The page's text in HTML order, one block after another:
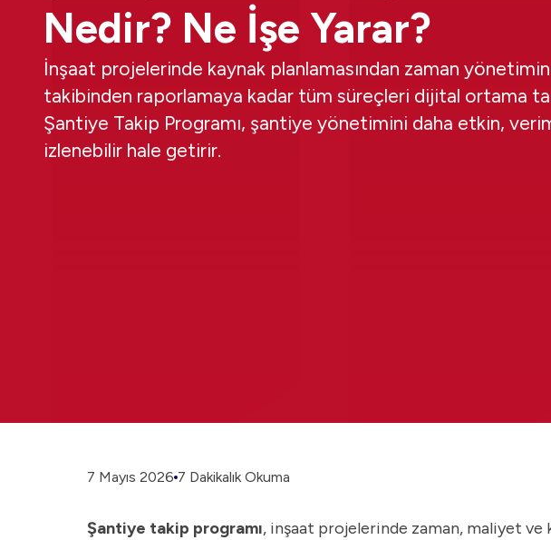
Nedir? Ne İşe Yarar?
İnşaat projelerinde kaynak planlamasından zaman
takibinden raporlamaya kadar tüm süreçleri dijital ortama
Şantiye Takip Programı, şantiye yönetimini daha etkin,
izlenebilir hale getirir.
7 Mayıs 2026 7 Dakikalık Okuma
Şantiye takip programı, inşaat projelerinde zaman, maliyet ve